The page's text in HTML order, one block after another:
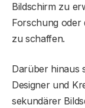
Bildschirm zu
Forschung oder
zu schaffen.
Darüber hinaus
Designer und
sekundärer